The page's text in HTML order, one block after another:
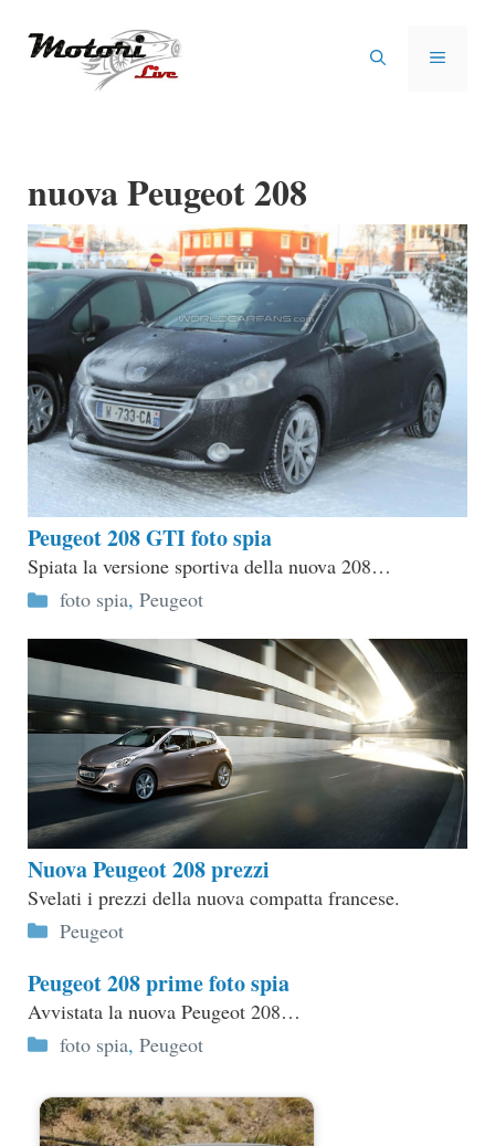
MENU
nuova Peugeot 208
Peugeot 208 GTI foto spia
Spiata la versione sportiva della nuova 208…
Categorie
foto spia, Peugeot
Nuova Peugeot 208 prezzi
Svelati i prezzi della nuova compatta francese.
Categorie
Peugeot
Peugeot 208 prime foto spia
Avvistata la nuova Peugeot 208…
Categorie
foto spia, Peugeot